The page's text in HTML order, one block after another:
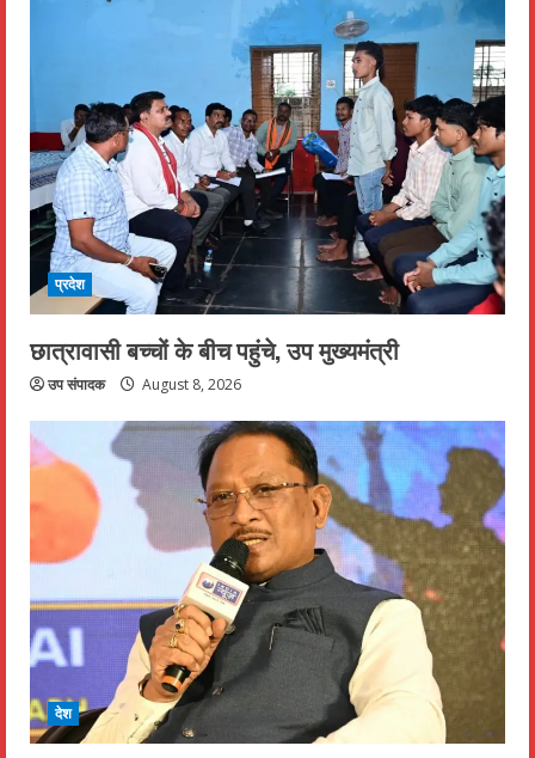
प्रदेश
छात्रावासी बच्चों के बीच पहुंचे, उप मुख्यमंत्री
उप संपादक August 8, 2026
देश